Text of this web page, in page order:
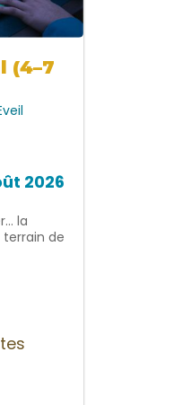
(4–7
2026
la
de